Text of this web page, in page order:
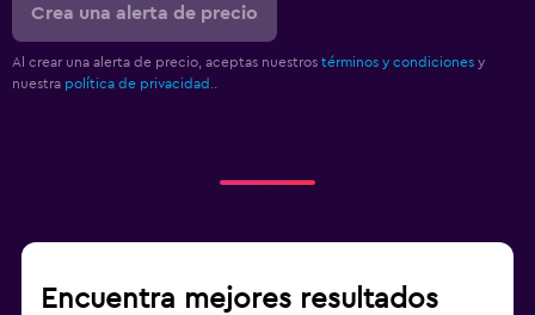
Crea una alerta de precio
Al crear una alerta de precio, aceptas nuestros términos y condiciones y
nuestra política de privacidad.
Encuentra mejores resultados